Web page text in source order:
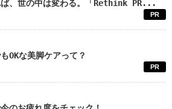
ば、世の中は変わる。「Rethink PR...
PR
OKな美脚ケアって？
PR